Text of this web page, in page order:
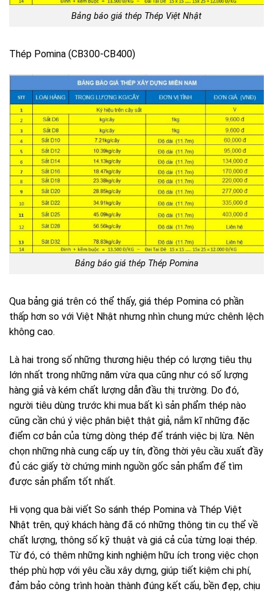
Bảng báo giá thép Thép Việt Nhật
Thép Pomina (CB300-CB400)
Bảng báo giá thép Thép Pomina
Qua bảng giá trên có thể thấy, giá thép Pomina có phần
thấp hơn so với Việt Nhật nhưng nhìn chung mức chênh lệch
không cao.
Là hai trong số những thương hiệu thép có lượng tiêu thụ
lớn nhất trong những năm vừa qua cũng như có số lượng
hàng giả và kém chất lượng dẫn đầu thị trường. Do đó,
người tiêu dùng trước khi mua bất kì sản phẩm thép nào
cũng cần chú ý việc phân biệt thật giả, nắm kĩ những đặc
điểm cơ bản của từng dòng thép để tránh việc bị lừa. Nên
chọn những nhà cung cấp uy tín, đồng thời yêu cầu xuất đầy
đủ các giấy tờ chứng minh nguồn gốc sản phẩm để tìm
được sản phẩm tốt nhất.
Hi vọng qua bài viết So sánh thép Pomina và Thép Việt
Nhật trên, quý khách hàng đã có những thông tin cụ thể về
chất lượng, thông số kỹ thuật và giá cả của từng loại thép.
Từ đó, có thêm những kinh nghiệm hữu ích trong việc chọn
thép phù hợp với yêu cầu xây dựng, giúp tiết kiệm chi phí,
đảm bảo công trình hoàn thành đúng kết cấu, bền đẹp, chịu